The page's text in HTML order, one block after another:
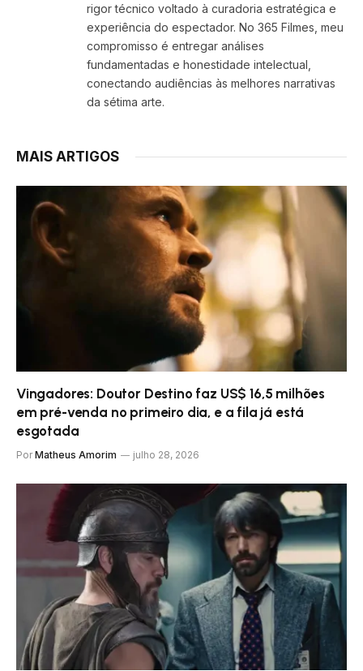
rigor técnico voltado à curadoria estratégica e
experiência do espectador. No 365 Filmes, meu
compromisso é entregar análises
fundamentadas e honestidade intelectual,
conectando audiências às melhores narrativas
da sétima arte.
MAIS ARTIGOS
Vingadores: Doutor Destino faz US$ 16,5 milhões
em pré-venda no primeiro dia, e a fila já está
esgotada
Por Matheus Amorim julho 28, 2026